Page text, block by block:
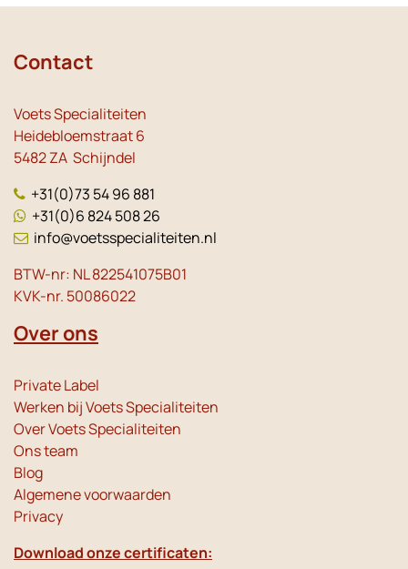
Contact
Voets Specialiteiten
Heidebloemstraat 6
5482 ZA Schijndel
+31(0)73 54 96 881
+31(0)6 824 508 26
info@voetsspecialiteiten.nl
BTW-nr: NL 822541075B01
KVK-nr. 50086022
Over ons
Private Label
Werken bij Voets Specialiteiten
Over Voets Specialiteiten
Ons team
Blog
Algemene voorwaarden
Privacy
Download onze certificaten: